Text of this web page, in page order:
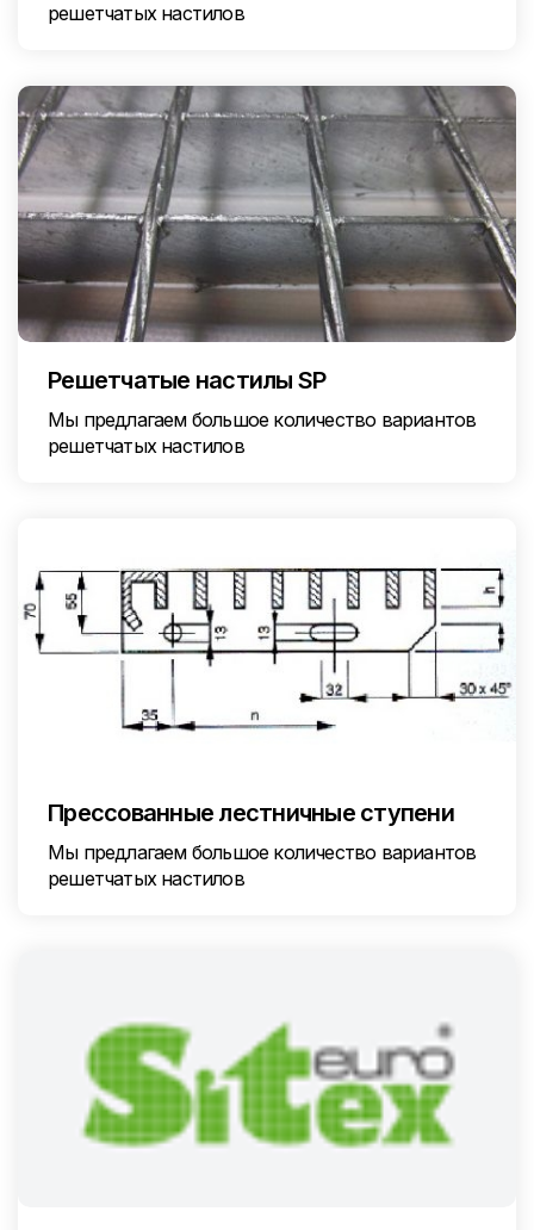
решетчатых настилов
Решетчатые настилы SP
Мы предлагаем большое количество вариантов
решетчатых настилов
Прессованные лестничные ступени
Мы предлагаем большое количество вариантов
решетчатых настилов